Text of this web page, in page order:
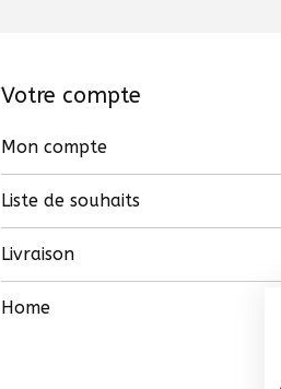
Votre compte
Mon compte
Liste de souhaits
Livraison
Home